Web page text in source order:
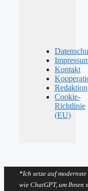
Kontakt
Redaktion
Cookie-
Richtlinie
(EU)
*Ich setze auf
wie ChatGPT, um